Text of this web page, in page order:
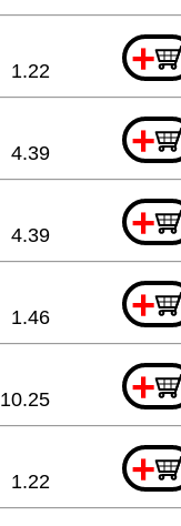
+
1.22
+
4.39
+
4.39
+
1.46
+
10.25
+
1.22